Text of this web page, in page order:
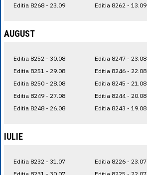
Editia 8268 - 23.09
Editia 8262 - 13.09
AUGUST
Editia 8252 - 30.08
Editia 8251 - 29.08
Editia 8250 - 28.08
Editia 8249 - 27.08
Editia 8248 - 26.08
Editia 8247 - 23.08
Editia 8246 - 22.08
Editia 8245 - 21.08
Editia 8244 - 20.08
Editia 8243 - 19.08
IULIE
Editia 8232 - 31.07
Editia 8231 - 30.07
Editia 8226 - 23.07
Editia 8225 - 22.07